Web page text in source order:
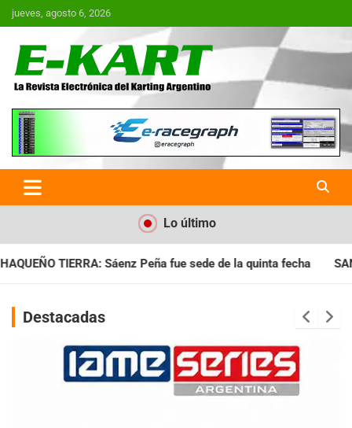
Saltar
al
jueves, agosto 6, 2026
E-Kart.com.ar | La Revista
Electrónica del Karting en
Argentina
Lo último
sede de la quinta fecha SANTIAGUEÑO: Se cumplió con la
Destacadas